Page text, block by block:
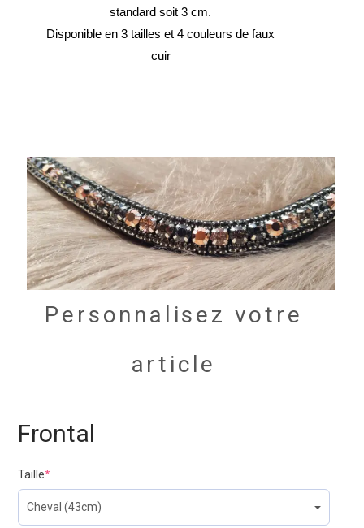
standard soit 3 cm.
Disponible en 3 tailles et 4 couleurs de faux
cuir
44,90€
Personnalisez votre
article
Frontal
Taille*